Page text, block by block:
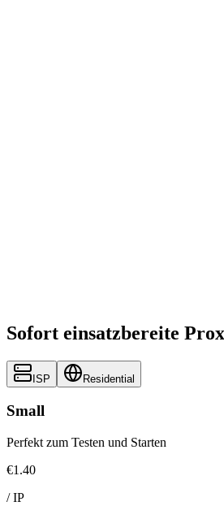
Sofort einsatzbereite
ISP Residential
Small
Perfekt zum Testen und Starten
€1.40
/IP